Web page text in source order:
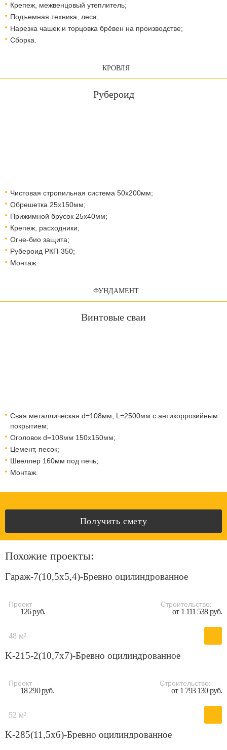
Крепеж, межвенцовый утеплитель;
Подъемная техника, леса;​​​​​​​
Нарезка чашек и торцовка брёвен на производстве;
Сборка.
КРОВЛЯ
Рубероид
Чистовая стропильная система 50х200мм;
Обрешетка 25х150мм;
Прижимной брусок 25х40мм;
Крепеж, расходники;
Огне-био защита;
Рубероид РКП-350;
Монтаж.
ФУНДАМЕНТ
Винтовые сваи
Свая металлическая d=108мм, L=2500мм с антикоррозийным
покрытием;
Оголовок d=108мм 150x150мм;
Цемент, песок;
Швеллер 160мм под печь;
Монтаж.
Получить смету
Похожие проекты:
Гараж-7(10,5x5,4)-Бревно оцилиндрованное
Проект
126 руб.
Строительство:
от 1 111 538 руб.
48 м²
K-215-2(10,7x7)-Бревно оцилиндрованное
Проект
18 290 руб.
Строительство:
от 1 793 130 руб.
52 м²
K-285(11,5x6)-Бревно оцилиндрованное